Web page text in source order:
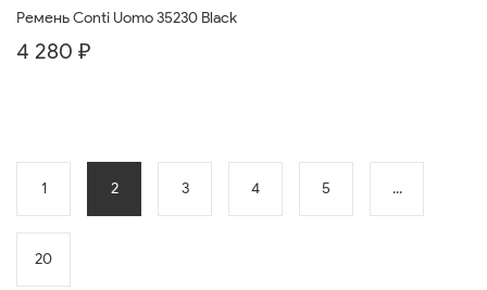
Ремень Conti Uomo 35230 Black
4 280 ₽
1 2 3 4 5 ...
20